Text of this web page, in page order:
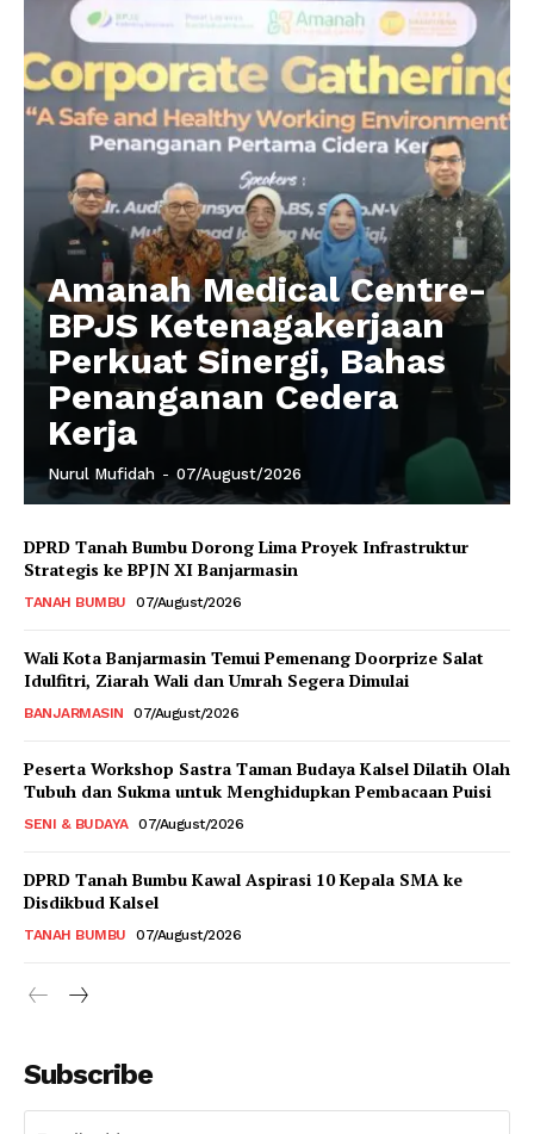
Amanah Medical Centre-
BPJS Ketenagakerjaan
Perkuat Sinergi, Bahas
Penanganan Cedera
Kerja
Nurul Mufidah - 07/August/2026
DPRD Tanah Bumbu Dorong Lima Proyek Infrastruktur
Strategis ke BPJN XI Banjarmasin
TANAH BUMBU 07/August/2026
Wali Kota Banjarmasin Temui Pemenang Doorprize Salat
Idulfitri, Ziarah Wali dan Umrah Segera Dimulai
BANJARMASIN 07/August/2026
Peserta Workshop Sastra Taman Budaya Kalsel Dilatih Olah
Tubuh dan Sukma untuk Menghidupkan Pembacaan Puisi
SENI & BUDAYA 07/August/2026
DPRD Tanah Bumbu Kawal Aspirasi 10 Kepala SMA ke
Disdikbud Kalsel
TANAH BUMBU 07/August/2026
Subscribe